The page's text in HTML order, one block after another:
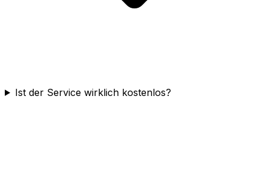
Ist der Service wirklich kostenlos?